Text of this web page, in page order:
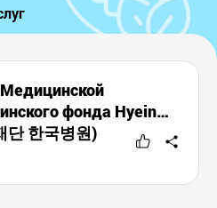
фонда Hyein
단 한국병원)